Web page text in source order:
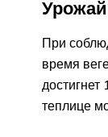
При
время
достигнет
теплице